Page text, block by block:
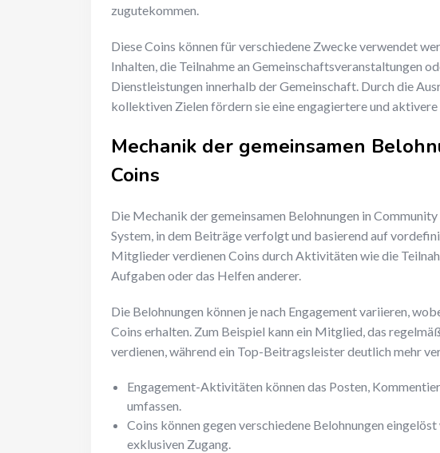
zugutekommen.
Diese Coins können für verschiedene Zwecke verwendet
Inhalten, die Teilnahme an Gemeinschaftsveranstaltungen
Dienstleistungen innerhalb der Gemeinschaft. Durch die
kollektiven Zielen fördern sie eine engagiertere und
Mechanik der gemeinsamen
Coins
Die Mechanik der gemeinsamen Belohnungen in
System, in dem Beiträge verfolgt und basierend auf
Mitglieder verdienen Coins durch Aktivitäten wie die
Aufgaben oder das Helfen anderer.
Die Belohnungen können je nach Engagement variieren,
Coins erhalten. Zum Beispiel kann ein Mitglied, das
verdienen, während ein Top-Beitragsleister deutlich mehr
Engagement-Aktivitäten können das Posten,
umfassen.
Coins können gegen verschiedene Belohnungen
exklusiven Zugang.